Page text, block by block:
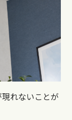
れないことが